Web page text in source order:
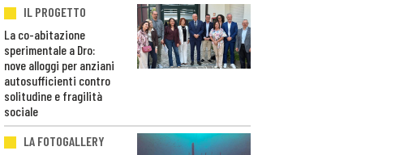
IL PROGETTO
La co-abitazione
sperimentale a Dro:
nove alloggi per anziani
autosufficienti contro
solitudine e fragilità
sociale
LA FOTOGALLERY